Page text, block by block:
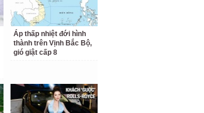
Áp thấp nhiệt đới hình
thành trên Vịnh Bắc Bộ,
gió giật cấp 8